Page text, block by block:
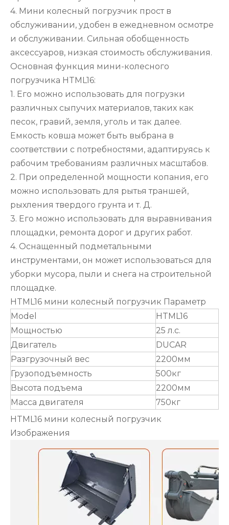
4. Мини колесный погрузчик прост в
обслуживании, удобен в ежедневном осмотре
и обслуживании. Сильная обобщенность
аксессуаров, низкая стоимость обслуживания.
Основная функция мини-колесного
погрузчика HTML16:
1. Его можно использовать для погрузки
различных сыпучих материалов, таких как
песок, гравий, земля, уголь и так далее.
Емкость ковша может быть выбрана в
соответствии с потребностями, адаптируясь к
рабочим требованиям различных масштабов.
2. При определенной мощности копания, его
можно использовать для рытья траншей,
рыхления твердого грунта и т. Д.
3. Его можно использовать для выравнивания
площадки, ремонта дорог и других работ.
4. Оснащенный подметальными
инструментами, он может использоваться для
уборки мусора, пыли и снега на строительной
площадке.
HTML16 мини колесный погрузчик Параметр
Model
HTML16
Мощностью
25 л.с.
Двигатель
DUCAR
Разгрузочный вес
2200мм
Грузоподъемность
500кг
Высота подъема
2200мм
Масса двигателя
750кг
HTML16 мини колесный погрузчик
Изображения